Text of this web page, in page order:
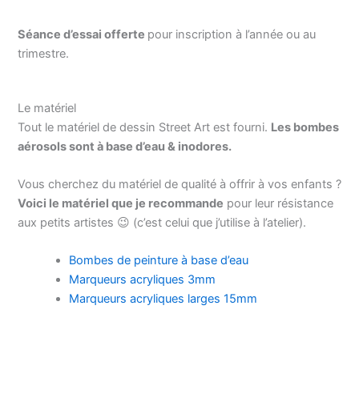
Séance d’essai offerte pour inscription à l’année ou au
trimestre.
Le matériel
Tout le matériel de dessin Street Art est fourni. Les bombes
aérosols sont à base d’eau & inodores.
Vous cherchez du matériel de qualité à offrir à vos enfants ?
Voici le matériel que je recommande pour leur résistance
aux petits artistes 😉 (c’est celui que j’utilise à l’atelier).
Bombes de peinture à base d’eau
Marqueurs acryliques 3mm
Marqueurs acryliques larges 15mm